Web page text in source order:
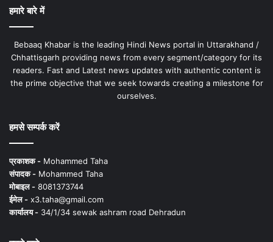
हमारे बारे में
Bebaaq Khabar is the leading Hindi News portal in Uttarakhand /
Chhattisgarh providing news from every segment/category for its
readers. Fast and Latest news updates with authentic content is
the prime objective that we seek towards creating a milestone for
ourselves.
हमसे सम्पर्क करें
प्रकाशक - Mohammed Taha
संपादक - Mohammed Taha
मोबाइल - 8081373744
ईमेल - x3.taha@gmail.com
कार्यालय - 34/1/34 sewak ashram road Dehradun